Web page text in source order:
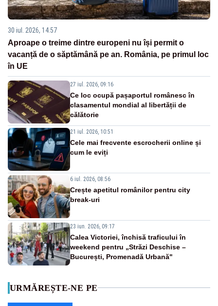
30 iul. 2026, 14:57
Aproape o treime dintre europeni nu își permit o
vacanță de o săptămână pe an. România, pe primul loc
în UE
27 iul. 2026, 09:16
Ce loc ocupă pașaportul românesc în
clasamentul mondial al libertății de
călătorie
21 iul. 2026, 10:51
Cele mai frecvente escrocherii online și
cum le eviți
6 iul. 2026, 08:56
Crește apetitul românilor pentru city
break-uri
23 iun. 2026, 09:17
Calea Victoriei, închisă traficului în
weekend pentru „Străzi Deschise –
București, Promenadă Urbană"
URMĂREȘTE-NE PE